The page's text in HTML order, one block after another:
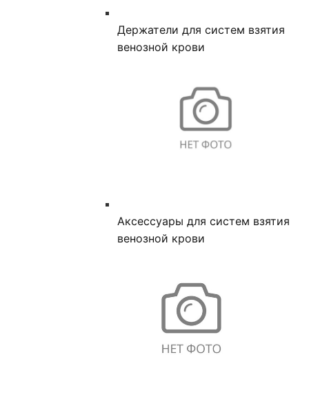
Держатели для систем взятия
венозной крови
Аксессуары для систем взятия
венозной крови